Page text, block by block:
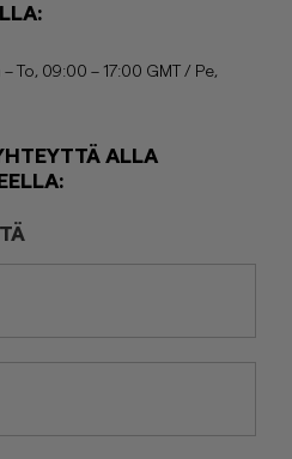
– To, 09:00 – 17:00 GMT / Pe,
ALLA